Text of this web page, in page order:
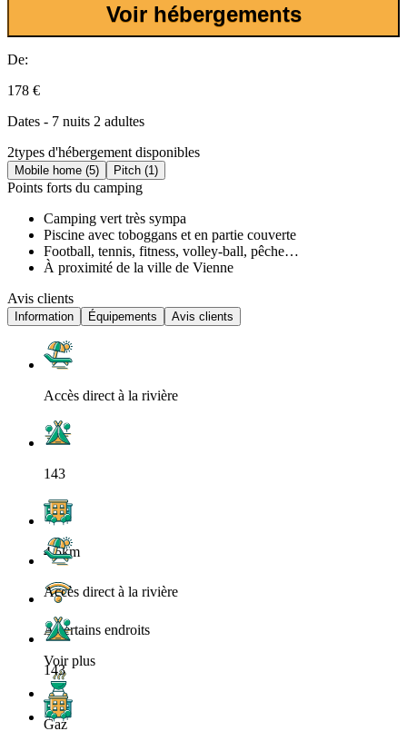
Voir hébergements
De:
178 €
Dates - 7 nuits 2 adultes
2types d'hébergement disponibles
Mobile home (5) Pitch (1)
Points forts du camping
Camping vert très sympa
Piscine avec toboggans et en partie couverte
Football, tennis, fitness, volley-ball, pêche…
À proximité de la ville de Vienne
Avis clients
Information Équipements Avis clients
Accès direct à la rivière
143
4.5km
A certains endroits
Voir plus
Gaz
Accès direct à la rivière
143